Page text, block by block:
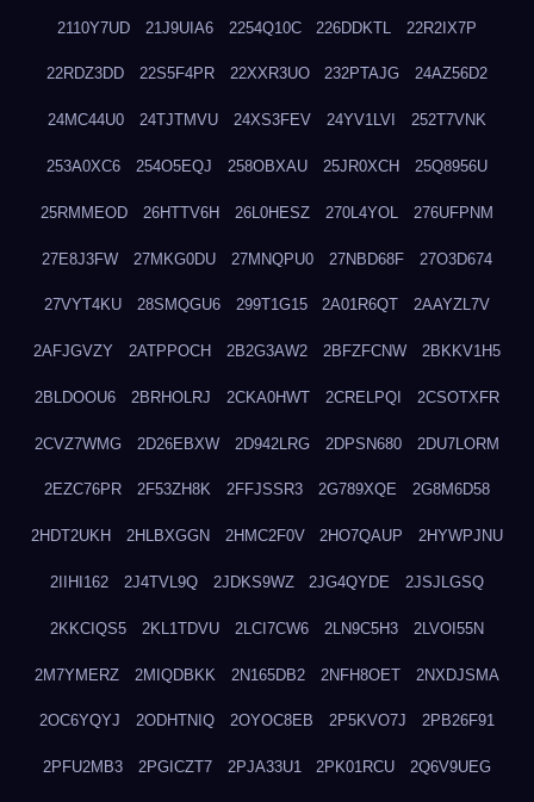
2110Y7UD 21J9UIA6 2254Q10C 226DDKTL 22R2IX7P
22RDZ3DD 22S5F4PR 22XXR3UO 232PTAJG 24AZ56D2
24MC44U0 24TJTMVU 24XS3FEV 24YV1LVI 252T7VNK
253A0XC6 254O5EQJ 258OBXAU 25JR0XCH 25Q8956U
25RMMEOD 26HTTV6H 26L0HESZ 270L4YOL 276UFPNM
27E8J3FW 27MKG0DU 27MNQPU0 27NBD68F 27O3D674
27VYT4KU 28SMQGU6 299T1G15 2A01R6QT 2AAYZL7V
2AFJGVZY 2ATPPOCH 2B2G3AW2 2BFZFCNW 2BKKV1H5
2BLDOOU6 2BRHOLRJ 2CKA0HWT 2CRELPQI 2CSOTXFR
2CVZ7WMG 2D26EBXW 2D942LRG 2DPSN680 2DU7LORM
2EZC76PR 2F53ZH8K 2FFJSSR3 2G789XQE 2G8M6D58
2HDT2UKH 2HLBXGGN 2HMC2F0V 2HO7QAUP 2HYWPJNU
2IIHI162 2J4TVL9Q 2JDKS9WZ 2JG4QYDE 2JSJLGSQ
2KKCIQS5 2KL1TDVU 2LCI7CW6 2LN9C5H3 2LVOI55N
2M7YMERZ 2MIQDBKK 2N165DB2 2NFH8OET 2NXDJSMA
2OC6YQYJ 2ODHTNIQ 2OYOC8EB 2P5KVO7J 2PB26F91
2PFU2MB3 2PGICZT7 2PJA33U1 2PK01RCU 2Q6V9UEG